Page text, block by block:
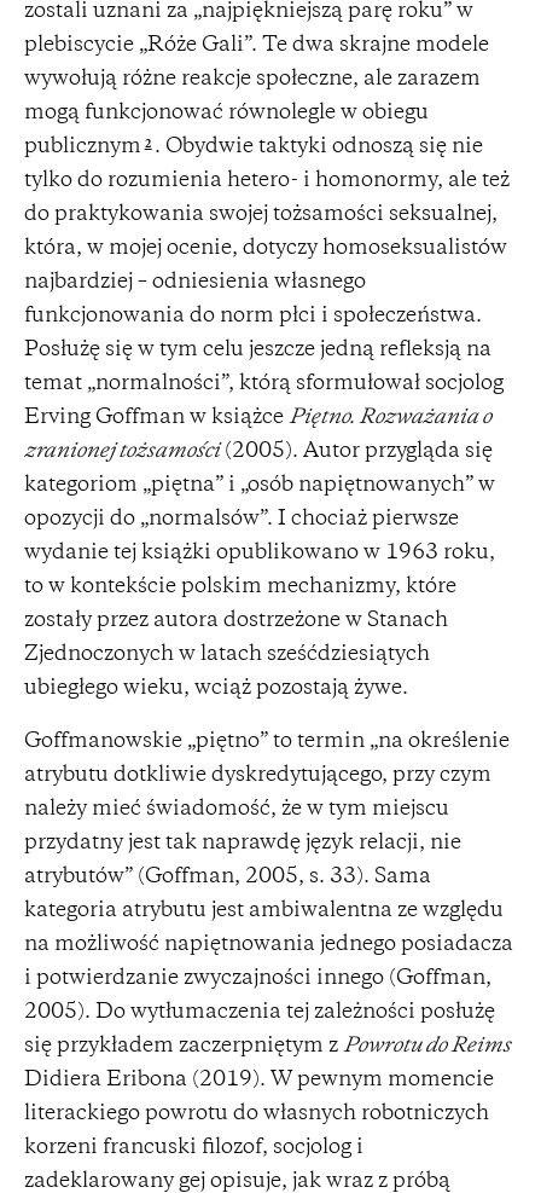
zostali uznani za „najpiękniejszą parę roku” w
plebiscycie „Róże Gali”. Te dwa skrajne modele
wywołują różne reakcje społeczne, ale zarazem
mogą funkcjonować równolegle w obiegu
publicznym 2 . Obydwie taktyki odnoszą się nie
tylko do rozumienia hetero- i homonormy, ale też
do praktykowania swojej tożsamości seksualnej,
która, w mojej ocenie, dotyczy homoseksualistów
najbardziej – odniesienia własnego
funkcjonowania do norm płci i społeczeństwa.
Posłużę się w tym celu jeszcze jedną refleksją na
temat „normalności”, którą sformułował socjolog
Erving Goffman w książce Piętno. Rozważania o
zranionej tożsamości(2005). Autor przygląda się
kategoriom „piętna” i „osób napiętnowanych” w
opozycji do „normalsów”. I chociaż pierwsze
wydanie tej książki opublikowano w 1963 roku,
to w kontekście polskim mechanizmy, które
zostały przez autora dostrzeżone w Stanach
Zjednoczonych w latach sześćdziesiątych
ubiegłego wieku, wciąż pozostają żywe.
Goffmanowskie „piętno” to termin „na określenie
atrybutu dotkliwie dyskredytującego, przy czym
należy mieć świadomość, że w tym miejscu
przydatny jest tak naprawdę język relacji, nie
atrybutów” (Goffman, 2005, s. 33). Sama
kategoria atrybutu jest ambiwalentna ze względu
na możliwość napiętnowania jednego posiadacza
i potwierdzanie zwyczajności innego (Goffman,
2005). Do wytłumaczenia tej zależności posłużę
się przykładem zaczerpniętym z Powrotu do Reims
Didiera Eribona (2019). W pewnym momencie
literackiego powrotu do własnych robotniczych
korzeni francuski filozof, socjolog i
zadeklarowany gej opisuje, jak wraz z próbą